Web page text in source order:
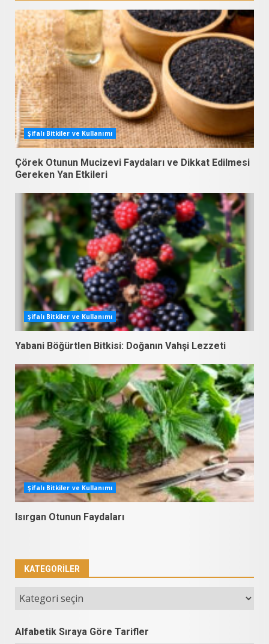
Şifalı Bitkiler ve Kullanımı
Çörek Otunun Mucizevi Faydaları ve Dikkat Edilmesi
Gereken Yan Etkileri
Şifalı Bitkiler ve Kullanımı
Yabani Böğürtlen Bitkisi: Doğanın Vahşi Lezzeti
Şifalı Bitkiler ve Kullanımı
Isırgan Otunun Faydaları
KATEGORILER
Kategoriler
Alfabetik Sıraya Göre Tarifler